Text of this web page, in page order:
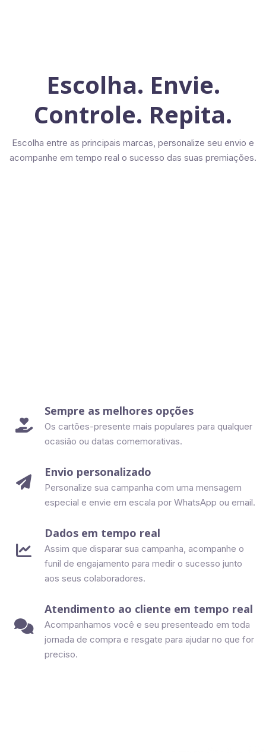
Escolha. Envie.
Controle. Repita.
Escolha entre as principais marcas, personalize seu envio e
acompanhe em tempo real o sucesso das suas premiações.




Sempre as melhores opções
Os cartões-presente mais populares para qualquer
ocasião ou datas comemorativas.
Envio personalizado
Personalize sua campanha com uma mensagem
especial e envie em escala por WhatsApp ou email.
Dados em tempo real
Assim que disparar sua campanha, acompanhe o
funil de engajamento para medir o sucesso junto
aos seus colaboradores.
Atendimento ao cliente em tempo real
Acompanhamos você e seu presenteado em toda
jornada de compra e resgate para ajudar no que for
preciso.